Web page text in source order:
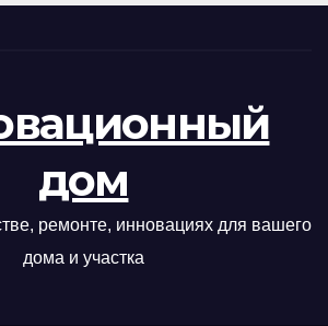
дом
ремонте, инновациях для вашего
дома и участка